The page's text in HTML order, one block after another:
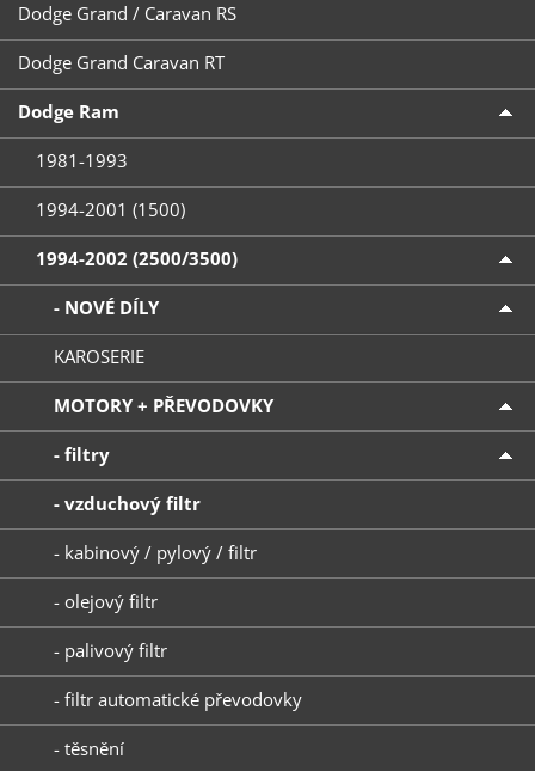
Dodge Grand / Caravan RS
Dodge Grand Caravan RT
Dodge Ram
1981-1993
1994-2001 (1500)
1994-2002 (2500/3500)
- NOVÉ DÍLY
KAROSERIE
MOTORY + PŘEVODOVKY
- filtry
- vzduchový filtr
- kabinový / pylový / filtr
- olejový filtr
- palivový filtr
- filtr automatické převodovky
- těsnění